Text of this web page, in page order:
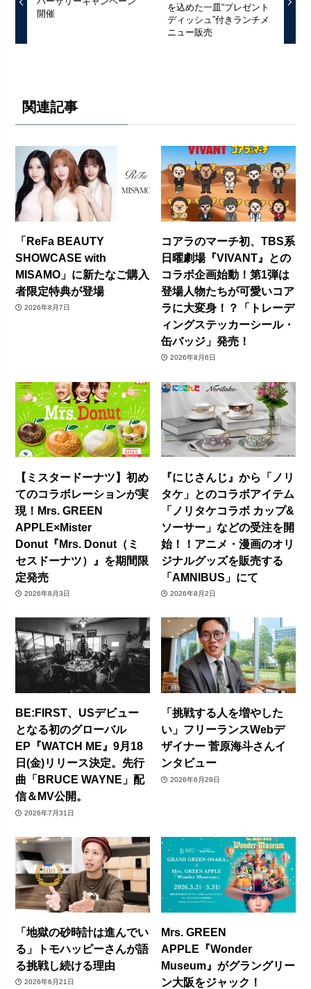
開催
を込めた一皿“プレゼント
ディッシュ”付きランチメ
ニュー販売
関連記事
「ReFa BEAUTY
SHOWCASE with
MISAMO」に​新たなご購入
者限定特典が登場​​
2026年8月7日
コアラのマーチ初、TBS系
日曜劇場『VIVANT』との
コラボ企画始動！第1弾は
登場人物たちが可愛いコア
ラに大変身！？「トレーデ
ィングステッカーシール・
缶バッジ」発売！
2026年8月6日
【ミスタードーナツ】初め
てのコラボレーションが実
現！Mrs. GREEN
APPLE×Mister
Donut『Mrs. Donut（ミ
セスドーナツ）』を期間限
定発売
2026年8月3日
『にじさんじ』から「ノリ
タケ」とのコラボアイテム
「ノリタケコラボ カップ&
ソーサー」などの受注を開
始！！アニメ・漫画のオリ
ジナルグッズを販売する
「AMNIBUS」にて
2026年8月2日
BE:FIRST、USデビュー
となる初のグローバル
EP『WATCH ME』9月18
日(金)リリース決定。先行
曲「BRUCE WAYNE」配
信＆MV公開。
2026年7月31日
「挑戦する人を増やした
い」フリーランスWebデ
ザイナー 菅原海斗さんイ
ンタビュー
2026年6月29日
「地獄の砂時計は進んでい
る」トモハッピーさんが語
る挑戦し続ける理由
2026年6月21日
Mrs. GREEN
APPLE『Wonder
Museum』がグラングリー
ン大阪をジャック！